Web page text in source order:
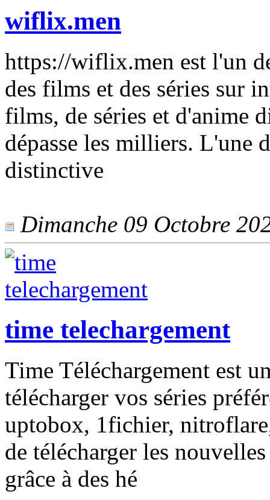
wiflix.men
https://wiflix.men est l'un
des films et des séries sur
films, de séries et d'anime
dépasse les milliers. L'une
distinctive
Dimanche 09 Octobre
time telechargement
Time Téléchargement est
télécharger vos séries
uptobox, 1fichier,
de télécharger les
grâce à des hé